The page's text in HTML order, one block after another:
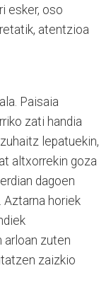
esker, oso
atentzioa
Paisaia
zati handia
lepatuekin,
altxorrekin goza
dagoen
Aztarna horiek
arloan zuten
zaizkio